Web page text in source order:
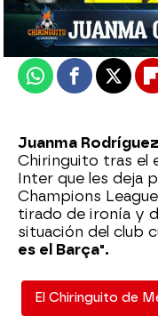
Actualizado:13 de
Publicado:13 de
WhatsappFacebook
X
Juanma Rodríguez
Chiringuito tras el
Inter que les deja
Champions
tirado de ironía y
situación del club
es el Barça".
El Chiringuito de